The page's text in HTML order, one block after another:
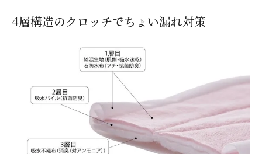
4層構造のクロッチでちょい漏れ対策